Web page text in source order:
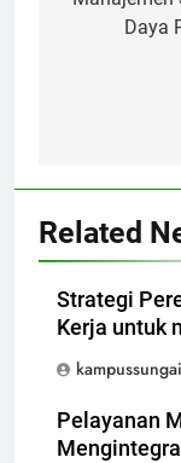
Daya
Related
Strategi
Kerja untuk
Pelayanan